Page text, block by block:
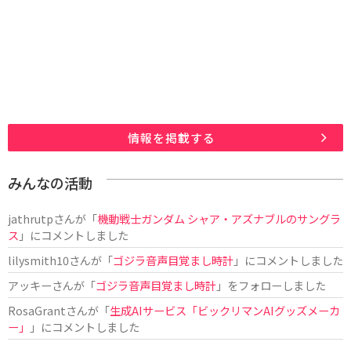
情報を掲載する
みんなの活動
jathrutpさんが「機動戦士ガンダム シャア・アズナブルのサングラ
ス 」にコメントしました
lilysmith10さんが「ゴジラ音声目覚まし時計」にコメントしました
アッキーさんが「ゴジラ音声目覚まし時計」をフォローしました
RosaGrantさんが「生成AIサービス「ビックリマンAIグッズメーカ
ー」
」にコメントしました